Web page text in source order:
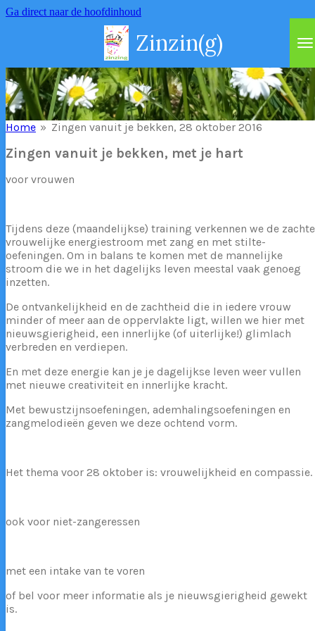
Ga direct naar de hoofdinhoud
Zinzin(g)
Home » Zingen vanuit je bekken, 28 oktober 2016
Zingen vanuit je bekken, met je hart
voor vrouwen
Tijdens deze (maandelijkse) training verkennen we de zachte
vrouwelijke energiestroom met zang en met stilte-
oefeningen. Om in balans te komen met de mannelijke
stroom die we in het dagelijks leven meestal vaak genoeg
inzetten.
De ontvankelijkheid en de zachtheid die in iedere vrouw
minder of meer aan de oppervlakte ligt, willen we hier met
nieuwsgierigheid, een innerlijke (of uiterlijke!) glimlach
verbreden en verdiepen.
En met deze energie kan je je dagelijkse leven weer vullen
met nieuwe creativiteit en innerlijke kracht.
Met bewustzijnsoefeningen, ademhalingsoefeningen en
zangmelodieën geven we deze ochtend vorm.
Het thema voor 28 oktober is: vrouwelijkheid en compassie.
ook voor niet-zangeressen
met een intake van te voren
of bel voor meer informatie als je nieuwsgierigheid gewekt
is.